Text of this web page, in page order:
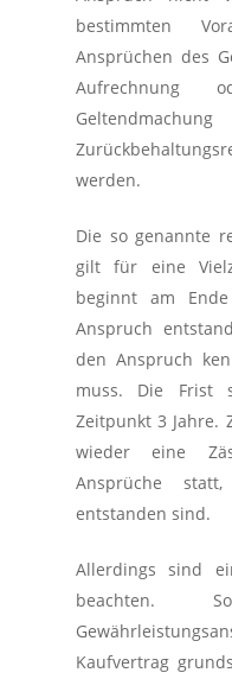
bestimmten
Ansprüchen des
werden.
Die so genannte
gilt für eine
beginnt am
Anspruch
den Anspruch
muss. Die Frist
Zeitpunkt 3 Jahre.
wieder eine
Ansprüche
entstanden sind.
Allerdings sind
beachten.
Kaufvertrag